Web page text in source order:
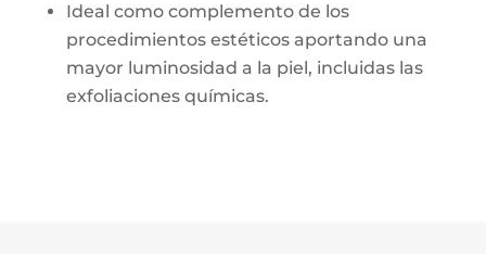
Ideal como complemento de los
procedimientos estéticos aportando una
mayor luminosidad a la piel, incluidas las
exfoliaciones químicas.